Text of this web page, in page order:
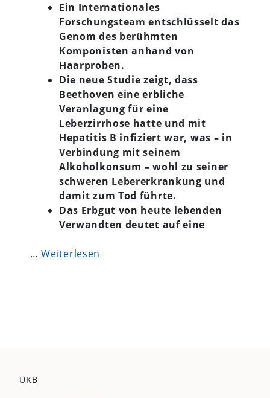
Ein Internationales
Forschungsteam entschlüsselt das
Genom des berühmten
Komponisten anhand von
Haarproben.
Die neue Studie zeigt, dass
Beethoven eine erbliche
Veranlagung für eine
Leberzirrhose hatte und mit
Hepatitis B infiziert war, was – in
Verbindung mit seinem
Alkoholkonsum – wohl zu seiner
schweren Lebererkrankung und
damit zum Tod führte.
Das Erbgut von heute lebenden
Verwandten deutet auf eine
…Weiterlesen
UKB